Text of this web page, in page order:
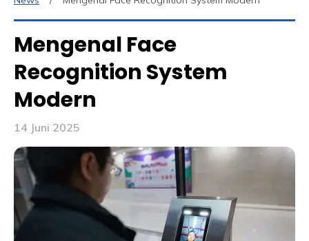
Mengenal Face
Recognition System
Modern
14 Juni 2025